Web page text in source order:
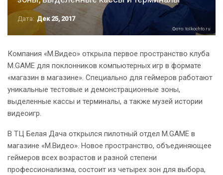
Дата: Дек 25, 2017
Фото: tolkochto.ru
Компания «М.Видео» открыла первое пространство клуба
M.GAME для поклонников компьютерных игр в формате
«магазин в магазине». Специально для геймеров работают
уникальные тестовые и демонстрационные зоны,
выделенные кассы и терминалы, а также музей истории
видеоигр.
В ТЦ Белая Дача открылся пилотный отдел M.GAME в
магазине «М.Видео». Новое пространство, объединяющее
геймеров всех возрастов и разной степени
профессионализма, состоит из четырех зон для выбора,